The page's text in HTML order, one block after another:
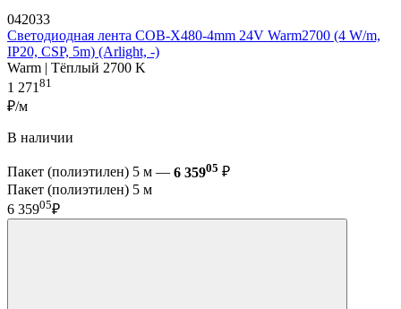
042033
Светодиодная лента COB-X480-4mm 24V Warm2700 (4 W/m,
IP20, CSP, 5m) (Arlight, -)
Warm | Тёплый 2700 K
1 271 81
₽/м
В наличии
Пакет (полиэтилен) 5 м — 6 35905 ₽
Пакет (полиэтилен) 5 м
6 35905₽